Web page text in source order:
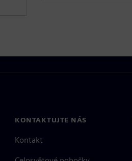
KONTAKTUJTE NÁS
Kontakt